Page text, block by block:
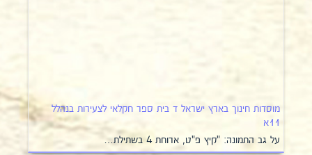
מוסדות חינוך בארץ ישראל ד בית ספר חקלאי לצעירות בנהלל
11א
על גב התמונה: "קיץ פ"ט, ארוחת 4 בשתילת…